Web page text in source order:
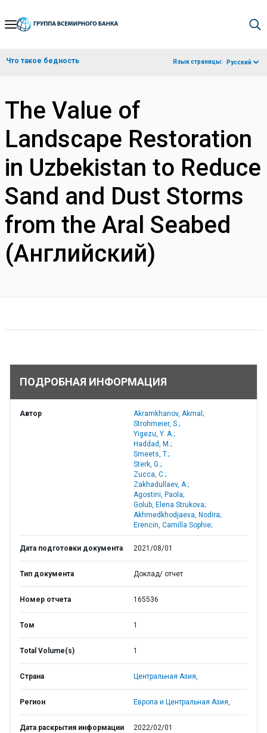
Skip
Navigation
Что такое бедность Язык страницы: Русский
The Value of
Landscape Restoration
in Uzbekistan to Reduce
Sand and Dust Storms
from the Aral Seabed
(Английский)
ПОДРОБНАЯ ИНФОРМАЦИЯ
Автор
Akramkhanov, Akmal;
Strohmeier, S.;
Yigezu, Y. A.;
Haddad, M.;
Smeets, T.;
Sterk, G.;
Zucca, C.;
Zakhadullaev, A.;
Agostini, Paola;
Golub, Elena Strukova;
Akhmedkhodjaeva, Nodira;
Erencin, Camilla Sophie;
Дата подготовки документа 2021/08/01
Тип документа Доклад/ отчет
Номер отчета 165536
Том 1
Total Volume(s) 1
Страна Центральная Азия,
Регион Европа и Центральная Азия,
Дата раскрытия информации 2022/02/01